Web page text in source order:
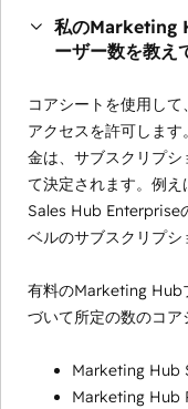
私のMarketing
ーザー数を教え
コアシートを使用し
アクセスを許可しま
金は、サブスクリプ
て決定されます。例
Sales Hub Enterprise
ベルのサブスクリプシ
有料のMarketing Hub
づいて所定の数のコア
Marketing Hub
Marketing Hub